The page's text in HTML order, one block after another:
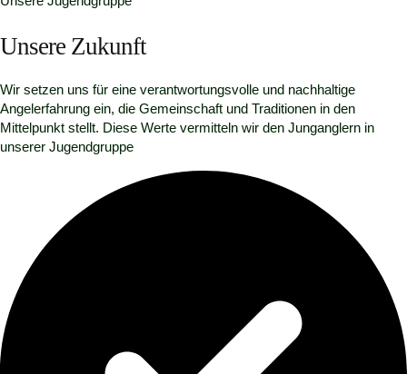
Unsere Zukunft
Wir setzen uns für eine verantwortungsvolle und nachhaltige
Angelerfahrung ein, die Gemeinschaft und Traditionen in den
Mittelpunkt stellt. Diese Werte vermitteln wir den Junganglern in
unserer Jugendgruppe